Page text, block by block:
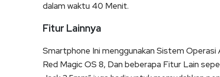
dalam waktu 40 Menit.
Fitur Lainnya
Smartphone Ini menggunakan Sistem
Red Magic OS 8, Dan beberapa Fitur Lain